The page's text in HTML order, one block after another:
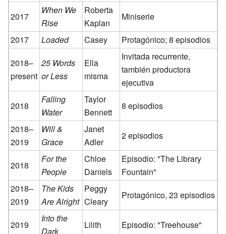
2017
When We
Rise
Roberta
Kaplan
Miniserie
2017
Loaded Casey
Protagónico; 8 episodios
2018–
present
25 Words
or Less
Ella
misma
Invitada recurrente,
también productora
ejecutiva
2018
Falling
Water
Taylor
Bennett
8 episodios
2018–
2019
Will &
Grace
Janet
Adler
2 episodios
2018
For the
People
Chloe
Daniels
Episodio: "The Library
Fountain"
2018–
2019
The Kids
Are Alright
Peggy
Cleary
Protagónico, 23 episodios
2019
Into the
Dark
Lilith
Episodio: "Treehouse"